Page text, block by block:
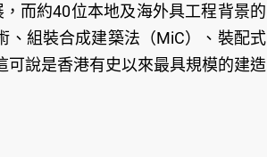
而約40位本地及海外具工程背景的
、組裝合成建築法（MiC）、裝配式
說是香港有史以來最具規模的建造